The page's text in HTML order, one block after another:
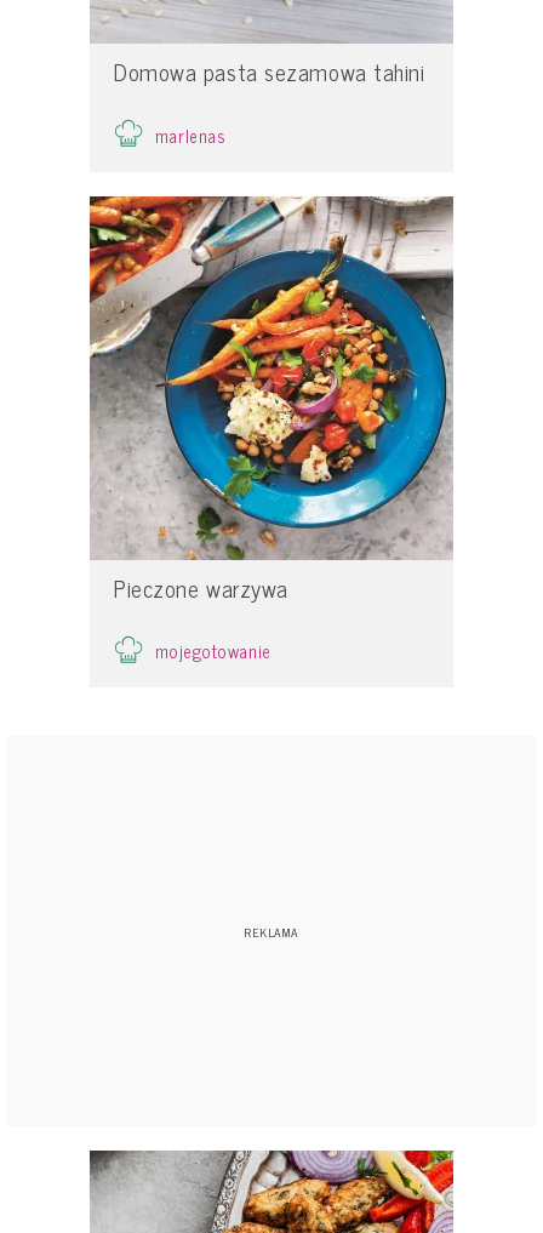
Domowa pasta sezamowa tahini
marlenas
Pieczone warzywa
mojegotowanie